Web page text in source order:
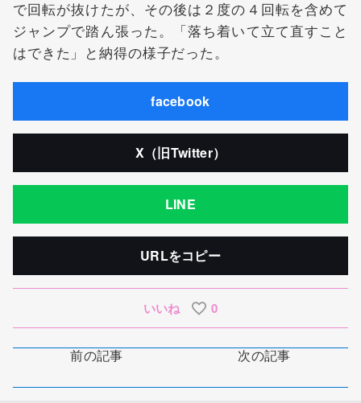
で回転が抜けたが、その後は２度の４回転を含めて
ジャンプで踏ん張った。「落ち着いて立て直すこと
はできた」と納得の様子だった。
facebook
X（旧Twitter）
LINE
URLをコピー
いいね 0
前の記事 次の記事